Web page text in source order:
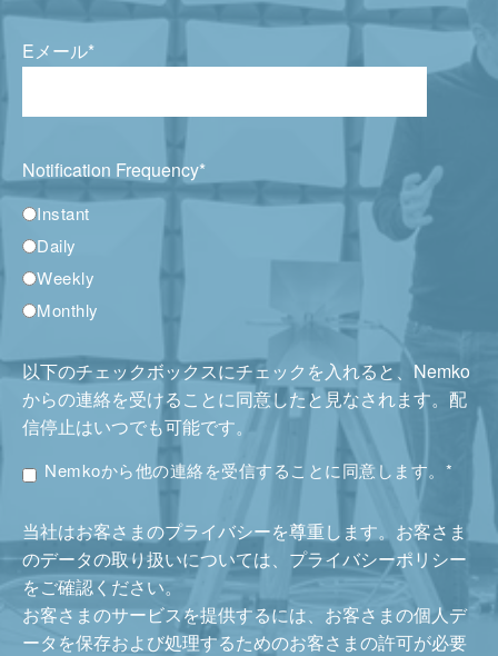
Eメール*
Notification Frequency*
Instant
Daily
Weekly
Monthly
以下のチェックボックスにチェックを入れると、Nemko
からの連絡を受けることに同意したと見なされます。配
信停止はいつでも可能です。
Nemkoから他の連絡を受信することに同意します。 *
当社はお客さまのプライバシーを尊重します。お客さま
のデータの取り扱いについては、プライバシーポリシー
をご確認ください。
お客さまのサービスを提供するには、お客さまの個人デ
ータを保存および処理するためのお客さまの許可が必要